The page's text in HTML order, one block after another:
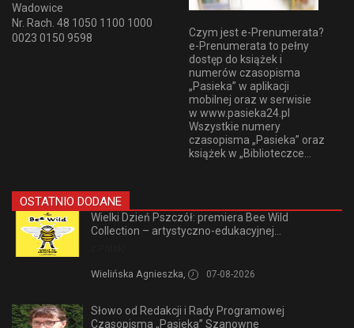
Wadowice
Nr. Rach. 48 1050 1100 1000
0023 0150 9598
Czym jest e-Prenumerata?
e-Prenumerata to pełny
dostęp do książek i
numerów czasopisma
„Pasieka” w aplikacji
mobilnej oraz w serwisie
w www.pasieka24.pl
Wszystkie numery
czasopisma „Pasieka” oraz
książek w „Biblioteczce...
OSTATNIO DODANE
Wielki Dzień Pszczół: premiera Bee Wild
Collection – artystyczno-edukacyjnej...
Wielińska Agnieszka, 07-08-2026
Słowo od Redakcji i Rady Programowej
Czasopisma „Pasieka” Szanowne